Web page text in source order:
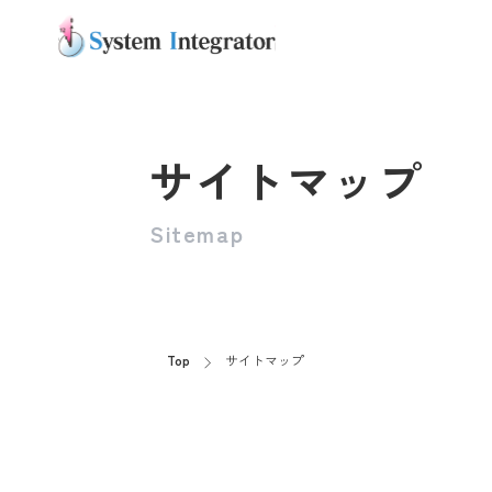
サイトマップ
Sitemap
Top サイトマップ